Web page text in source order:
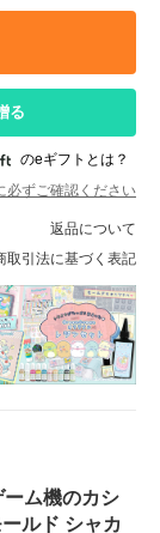
る
のeギフトとは？
必ずご確認ください
返品について
取引法に基づく表記
ム機のカシ
ルド シャカ